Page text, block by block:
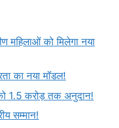
महिलाओं को मिलेगा नया
का नया मॉडल!
को 1.5 करोड़ तक अनुदान!
सम्मान!